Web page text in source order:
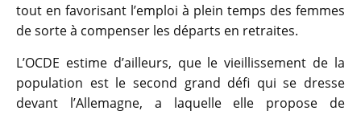
tout en favorisant l’emploi à plein temps des femmes
de sorte à compenser les départs en retraites.
L’OCDE estime d’ailleurs, que le vieillissement de la
population est le second grand défi qui se dresse
devant l’Allemagne, a laquelle elle propose de